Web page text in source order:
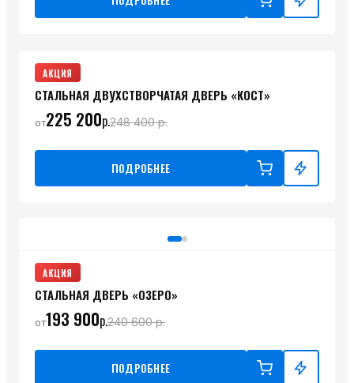
АКЦИЯ
СТАЛЬНАЯ ДВУХСТВОРЧАТАЯ ДВЕРЬ «КОСТ»
от225 200р.248 400р.
ПОДРОБНЕЕ
АКЦИЯ
СТАЛЬНАЯ ДВЕРЬ «ОЗЕРО»
от193 900р.240 600р.
ПОДРОБНЕЕ